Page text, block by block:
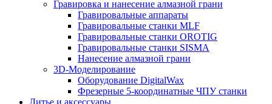
Гравировка и нанесение алмазной грани
Гравировальные аппараты
Гравировальные станки MLF
Гравировальные станки OROTIG
Гравировальные станки SISMA
Нанесение алмазной грани
3D-Моделирование
Оборудование DigitalWax
Фрезерные 5-координатные ЧПУ станки
Литье и аксессуары